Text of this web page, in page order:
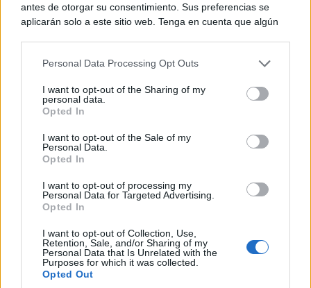
antes de otorgar su consentimiento. Sus preferencias se
aplicarán solo a este sitio web. Tenga en cuenta que algún
rechazar tal procesamiento. Puede cambiar sus preferencias
a este sitio y haciendo clic en el botón "Privacidad" en la
parte inferior de la página web.
Please note that this website/app uses one or more Google
services and may gather and store information including but
not limited to your visit or usage behaviour. You may click to
use your data for below specified purposes in below Google
consent section.
Personal Data Processing Opt Outs
I want to opt-out of the Sharing of my
personal data.
Opted In
I want to opt-out of the Sale of my
Personal Data.
Opted In
I want to opt-out of processing my
Personal Data for Targeted Advertising.
Opted In
I want to opt-out of Collection, Use,
Retention, Sale, and/or Sharing of my
Personal Data that Is Unrelated with the
Purposes for which it was collected.
Opted Out
¿El móvil también habla de ti?